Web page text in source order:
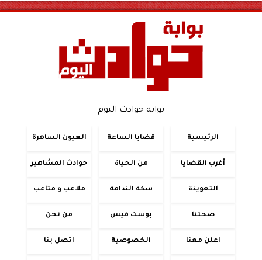
بوابة حوادث اليوم
الرئيسية قضايا الساعة العيون الساهرة
أغرب القضايا من الحياة حوادث المشاهير
التعويذة سكة الندامة ملاعب و متاعب
صحتنا بوست فيس من نحن
اعلن معنا الخصوصية اتصل بنا